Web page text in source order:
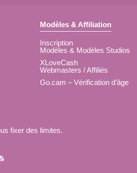
Modèles & Affiliation
Inscription
Modèles & Modèles Studios
XLoveCash
Webmasters / Affiliés
Go.cam – Vérification d’âge
fixer des limites.